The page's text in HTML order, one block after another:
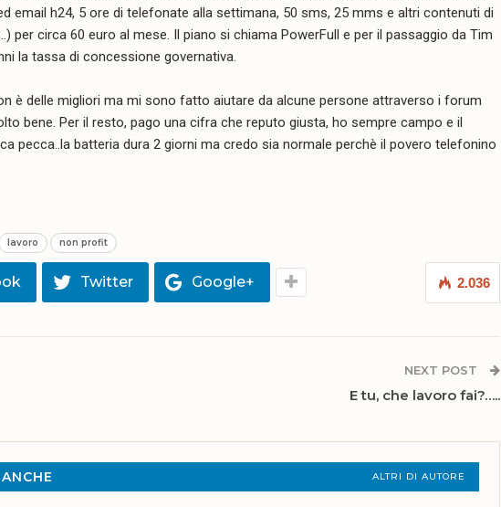
email h24, 5 ore di telefonate alla settimana, 50 sms, 25 mms e altri contenuti di
per circa 60 euro al mese. Il piano si chiama PowerFull e per il passaggio da Tim
la tassa di concessione governativa.
è delle migliori ma mi sono fatto aiutare da alcune persone attraverso i forum
bene. Per il resto, pago una cifra che reputo giusta, ho sempre campo e il
pecca..la batteria dura 2 giorni ma credo sia normale perchè il povero telefonino
lavoro non profit
2.036
Twitter Google+
NEXT POST
E tu, che lavoro fai?…..
ALTRI DI AUTORE